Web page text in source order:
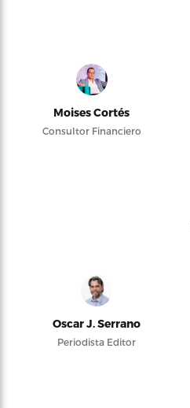
Moises Cortés
Consultor Financiero
Oscar J. Serrano
Periodista Editor